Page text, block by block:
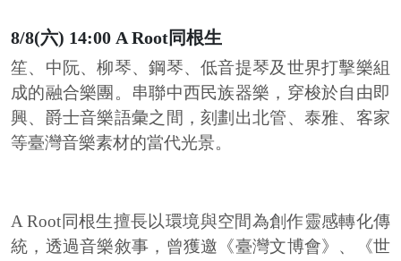
8/8(六) 14:00 A Root同根生
笙、中阮、柳琴、鋼琴、低音提琴及世界打擊樂組
成的融合樂團。串聯中西民族器樂，穿梭於自由即
興、爵士音樂語彙之間，刻劃出北管、泰雅、客家
等臺灣音樂素材的當代光景。
A Root同根生擅長以環境與空間為創作靈感轉化傳
統，透過音樂敘事，曾獲邀《臺灣文博會》、《世